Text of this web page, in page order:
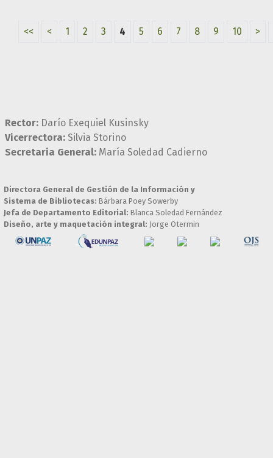
<< < 1 2 3 4 5 6 7 8 9 10 >
Rector: Darío Exequiel Kusinsky
Vicerrectora: Silvia Storino
Secretaria General: María Soledad Cadierno
Directora General de Gestión de la Información y
Sistema de Bibliotecas: Bárbara Poey Sowerby
Jefa de Departamento Editorial: Blanca Soledad Fernández
Diseño, arte y maquetación integral: Jorge Otermin